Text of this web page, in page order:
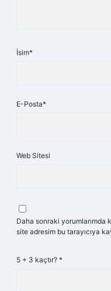
İsim*
E-Posta*
Web Sitesi
Daha sonraki yorumlarımda
site adresim bu tarayıcıya
5 + 3 kaçtır? *